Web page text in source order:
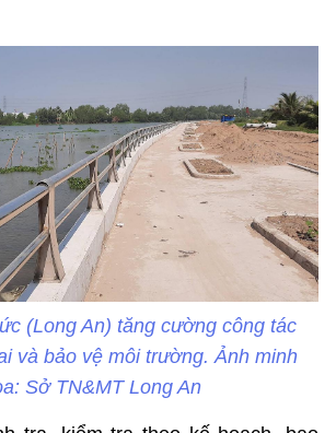
(Long An) tăng cường công tác
và bảo vệ môi trường. Ảnh minh
Sở TN&MT Long An